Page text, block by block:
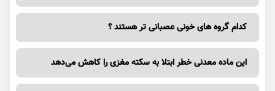
کدام گروه های خونی عصبانی تر هستند ؟
این ماده معدنی خطر ابتلا به سکته مغزی را کاهش می‌دهد